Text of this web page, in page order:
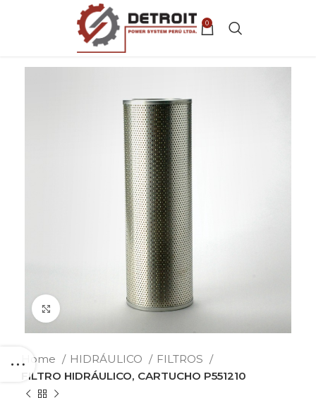
0
Clic para ampliar
Home HIDRÁULICO
FILTROS
FILTRO HIDRÁULICO, CARTUCHO P551210